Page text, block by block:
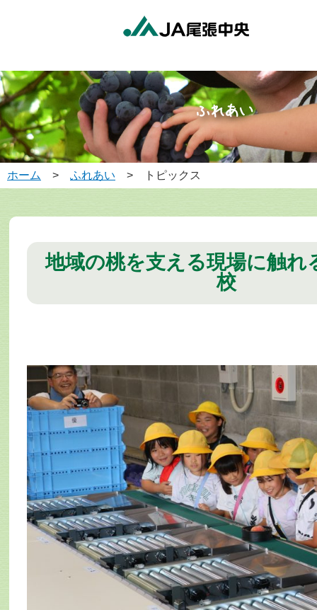
ホーム > ふれあい > トピックス
地域の桃を支える現場に触
校